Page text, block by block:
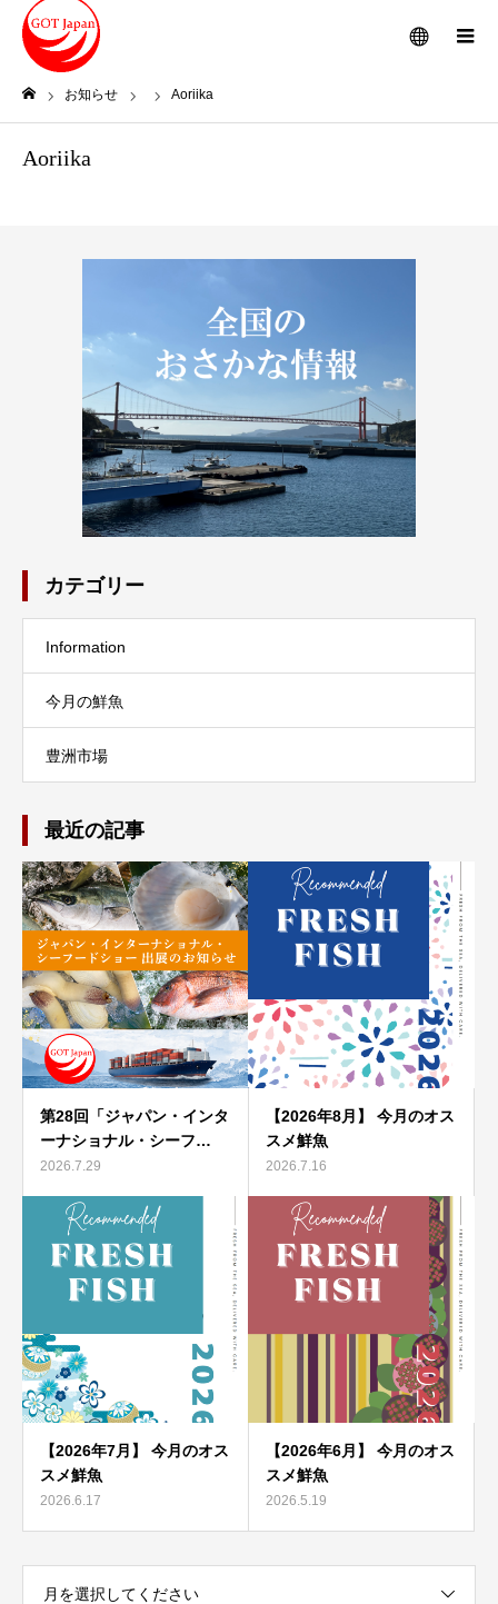
メニュー
お知らせ Aoriika
Aoriika
カテゴリー
Information
今月の鮮魚
豊洲市場
最近の記事
第28回「ジャパン・インタ
ーナショナル・シーフ…
2026.7.29
【2026年8月】 今月のオス
スメ鮮魚
2026.7.16
【2026年7月】 今月のオス
スメ鮮魚
2026.6.17
【2026年6月】 今月のオス
スメ鮮魚
2026.5.19
月を選択してください